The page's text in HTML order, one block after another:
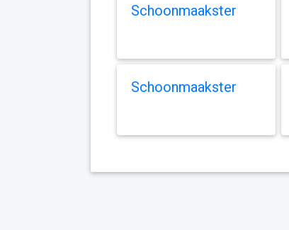
Schoonmaakster
Schoonmaakster